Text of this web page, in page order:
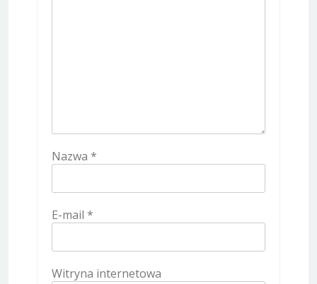
Nazwa *
E-mail *
Witryna internetowa